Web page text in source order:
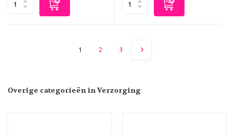
1 2 3
Overige categorieën in Verzorging